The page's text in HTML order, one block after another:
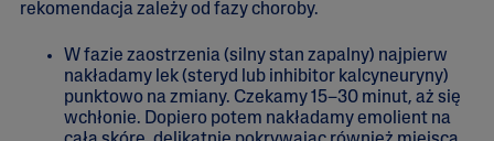
rekomendacja zależy od fazy choroby.
W fazie zaostrzenia (silny stan zapalny) najpierw
nakładamy lek (steryd lub inhibitor kalcyneuryny)
punktowo na zmiany. Czekamy 15–30 minut, aż się
wchłonie. Dopiero potem nakładamy emolient na